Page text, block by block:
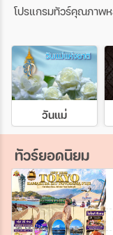
โปรแกรมทัวร์คุณภาพห
วันแม่
ทัวร์ยอดนิยม